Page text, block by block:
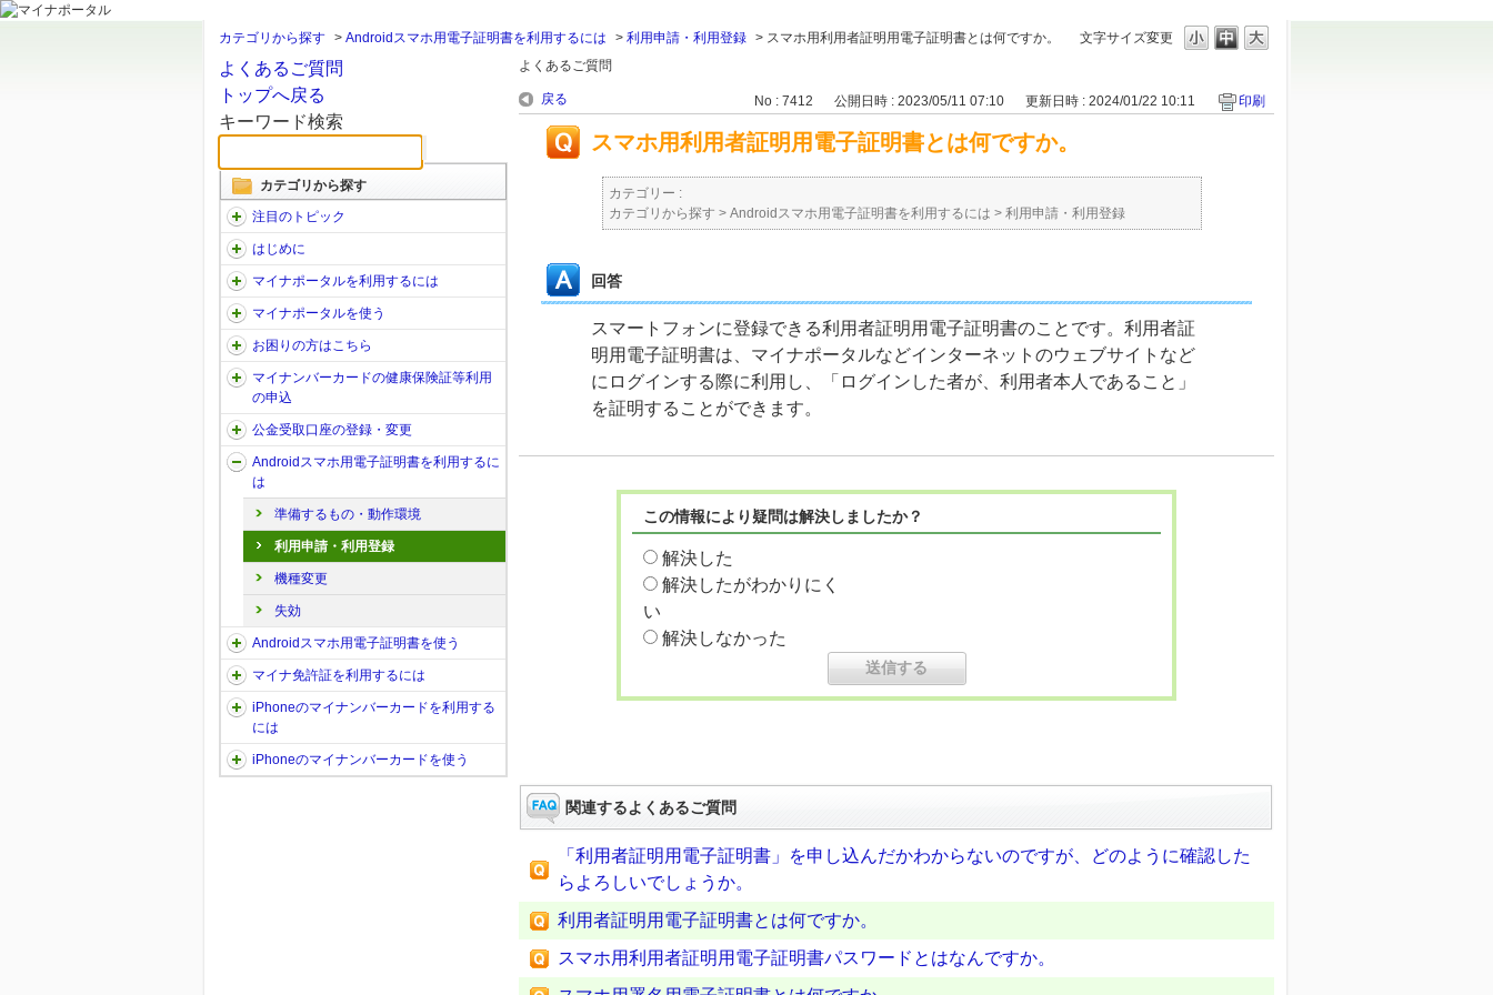
文字サイズ変更
カテゴリから探す > Androidスマホ用電子証明書を利用するには > 利用申請・利用登録 > スマホ用利用者証明用電子証明書とは何ですか。
よくあるご質問
トップへ戻る
キーワード検索
カテゴリから探す
注目のトピック
はじめに
マイナポータルを利用するには
マイナポータルを使う
お困りの方はこちら
マイナンバーカードの健康保険証等利用
の申込
公金受取口座の登録・変更
Androidスマホ用電子証明書を利用するに
は
準備するもの・動作環境
利用申請・利用登録
機種変更
失効
Androidスマホ用電子証明書を使う
マイナ免許証を利用するには
iPhoneのマイナンバーカードを利用する
には
iPhoneのマイナンバーカードを使う
よくあるご質問
戻る No : 7412 公開日時 : 2023/05/11 07:10 更新日時 : 2024/01/22 10:11 印刷
スマホ用利用者証明用電子証明書とは何ですか。
カテゴリー :
カテゴリから探す > Androidスマホ用電子証明書を利用するには > 利用申請・利用登録
回答
スマートフォンに登録できる利用者証明用電子証明書のことです。利用者証
明用電子証明書は、マイナポータルなどインターネットのウェブサイトなど
にログインする際に利用し、「ログインした者が、利用者本人であること」
を証明することができます。
この情報により疑問は解決しましたか？
解決した
解決したがわかりにく
い
解決しなかった
関連するよくあるご質問
「利用者証明用電子証明書」を申し込んだかわからないのですが、どのように確認した
らよろしいでしょうか。
利用者証明用電子証明書とは何ですか。
スマホ用利用者証明用電子証明書パスワードとはなんですか。